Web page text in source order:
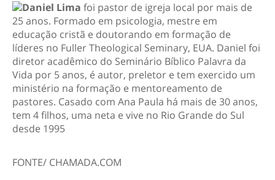
Daniel Lima foi pastor de igreja local por mais de
25 anos. Formado em psicologia, mestre em
educação cristã e doutorando em formação de
líderes no Fuller Theological Seminary, EUA. Daniel foi
diretor acadêmico do Seminário Bíblico Palavra da
Vida por 5 anos, é autor, preletor e tem exercido um
ministério na formação e mentoreamento de
pastores. Casado com Ana Paula há mais de 30 anos,
tem 4 filhos, uma neta e vive no Rio Grande do Sul
desde 1995
FONTE/ CHAMADA.COM